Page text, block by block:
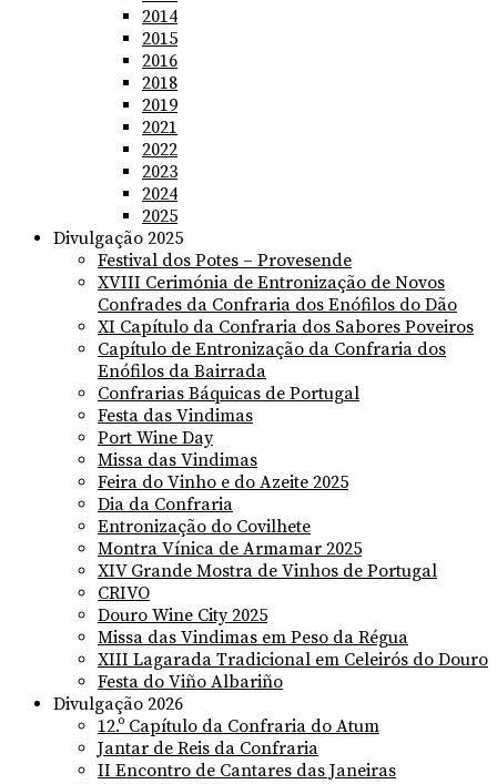
2014
2015
2016
2018
2019
2021
2022
2023
2024
2025
Divulgação 2025
Festival dos Potes – Provesende
XVIII Cerimónia de Entronização de Novos
Confrades da Confraria dos Enófilos do Dão
XI Capítulo da Confraria dos Sabores Poveiros
Capítulo de Entronização da Confraria dos
Enófilos da Bairrada
Confrarias Báquicas de Portugal
Festa das Vindimas
Port Wine Day
Missa das Vindimas
Feira do Vinho e do Azeite 2025
Dia da Confraria
Entronização do Covilhete
Montra Vínica de Armamar 2025
XIV Grande Mostra de Vinhos de Portugal
CRIVO
Douro Wine City 2025
Missa das Vindimas em Peso da Régua
XIII Lagarada Tradicional em Celeirós do Douro
Festa do Viño Albariño
Divulgação 2026
12.º Capítulo da Confraria do Atum
Jantar de Reis da Confraria
II Encontro de Cantares das Janeiras